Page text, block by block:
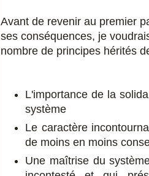
Avant de revenir au premier
ses conséquences, je
nombre de principes hérités
L'importance de la
système
Le caractère
de moins en moins
Une maîtrise du